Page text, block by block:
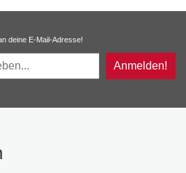
deine E-Mail-Adresse!
Anmelden!